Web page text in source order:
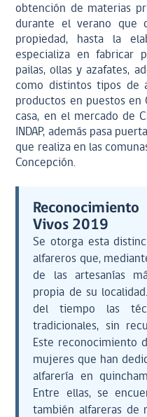
obtención de materias
durante el verano que
propiedad, hasta la
especializa en fabricar
pailas, ollas y azafates,
como distintos tipos de
productos en puestos en
casa, en el mercado de
INDAP, además pasa
que realiza en las
Concepción.
Vivos 2019
Se otorga esta
alfareros que,
de las artesanías
propia de su
del tiempo las
tradicionales, sin
Este reconocimiento
mujeres que han
alfarería en
Entre ellas, se
también alfareras de